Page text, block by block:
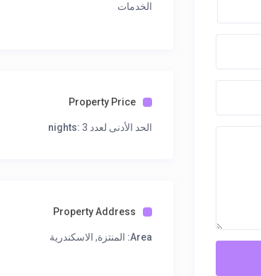
الخدمات
Property Price
الحد الأدنى لعدد nights: 3
Property Address
Area: المنتزة, الاسكندرية